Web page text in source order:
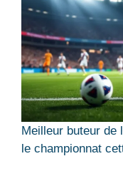
Meilleur buteur de
le championnat